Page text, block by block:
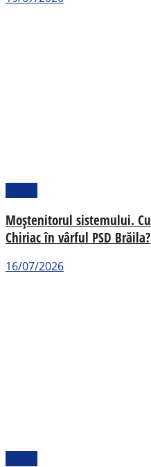
Moștenitorul sistemului.
Chiriac în vârful PSD Brăila?
16/07/2026